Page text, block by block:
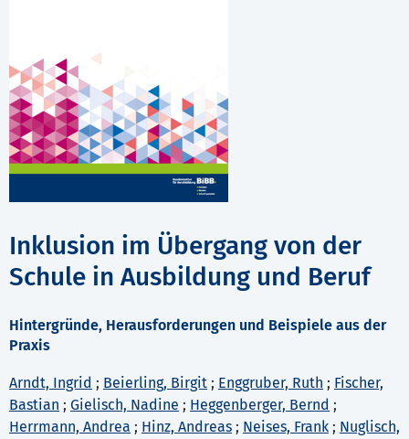
Inklusion im Übergang von der
Schule in Ausbildung und Beruf
Hintergründe, Herausforderungen und Beispiele aus der
Praxis
Arndt, Ingrid ; Beierling, Birgit ; Enggruber, Ruth ; Fischer,
Bastian ; Gielisch, Nadine ; Heggenberger, Bernd ;
Herrmann, Andrea ; Hinz, Andreas ; Neises, Frank ; Nuglisch,